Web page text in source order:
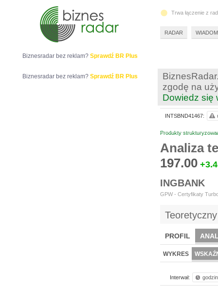
zgodę na
Dowiedz się
Produkty
Analiza
197.00
INGBANK
GPW - Certyfikaty
PROFIL
WYKRES
Interwał:
INTSBND41467:
Biznesradar bez reklam? Sprawdź BR Plus
Biznesradar bez reklam? Sprawdź BR Plus
Trwa łączenie z
RADAR